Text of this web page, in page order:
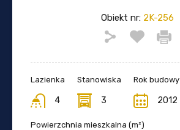
Obiekt nr:2K-256
Lazienka
4
Stanowiska
3
Rok budowy
2012
Powierzchnia mieszkalna (m²)